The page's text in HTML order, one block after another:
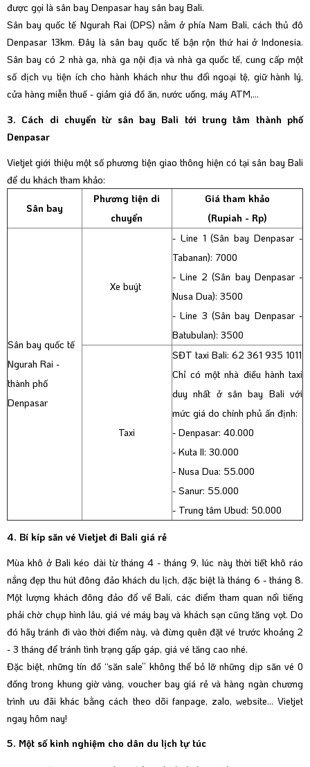
được gọi là sân bay Denpasar hay sân bay Bali.
Sân bay quốc tế Ngurah Rai (DPS) nằm ở phía Nam Bali, cách thủ đô
Denpasar 13km. Đây là sân bay quốc tế bận rộn thứ hai ở Indonesia.
Sân bay có 2 nhà ga, nhà ga nội địa và nhà ga quốc tế, cung cấp một
số dịch vụ tiện ích cho hành khách như thu đổi ngoại tệ, giữ hành lý,
cửa hàng miễn thuế - giảm giá đồ ăn, nước uống, máy ATM,...
3. Cách di chuyển từ sân bay Bali tới trung tâm thành phố
Denpasar
Vietjet giới thiệu một số phương tiện giao thông hiện có tại sân bay Bali
để du khách tham khảo:
Sân bay
Phương tiện di
chuyển
Giá tham khảo
(Rupiah - Rp)
Sân bay quốc tế
Ngurah Rai -
thành phố
Denpasar
Xe buýt
- Line 1 (Sân bay Denpasar -
Tabanan): 7000
- Line 2 (Sân bay Denpasar -
Nusa Dua): 3500
- Line 3 (Sân bay Denpasar -
Batubulan): 3500
Taxi
SĐT taxi Bali: 62 361 935 1011
Chỉ có một nhà điều hành taxi
duy nhất ở sân bay Bali với
mức giá do chính phủ ấn định:
- Denpasar: 40.000
- Kuta II: 30.000
- Nusa Dua: 55.000
- Sanur: 55.000
- Trung tâm Ubud: 50.000
4. Bí kíp săn vé Vietjet đi Bali giá rẻ
Mùa khô ở Bali kéo dài từ tháng 4 - tháng 9, lúc này thời tiết khô ráo
nắng đẹp thu hút đông đảo khách du lịch, đặc biệt là tháng 6 - tháng 8.
Một lượng khách đông đảo đổ về Bali, các điểm tham quan nổi tiếng
phải chờ chụp hình lâu, giá vé máy bay và khách sạn cũng tăng vọt. Do
đó hãy tránh đi vào thời điểm này, và đừng quên đặt vé trước khoảng 2
- 3 tháng để tránh tình trạng gấp gáp, giá vé tăng cao nhé.
Đặc biệt, những tín đồ “săn sale” không thể bỏ lỡ những dịp săn vé 0
đồng trong khung giờ vàng, voucher bay giá rẻ và hàng ngàn chương
trình ưu đãi khác bằng cách theo dõi fanpage, zalo, website... Vietjet
ngay hôm nay!
5. Một số kinh nghiệm cho dân du lịch tự túc